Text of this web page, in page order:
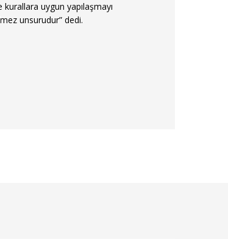
uygun yapılaşmayı
unsurudur” dedi.